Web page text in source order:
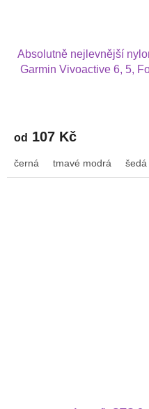
Absolutně nejlevnější
Garmin Vivoactive 6, 5,
od 107 Kč
černá tmavé modrá šedá